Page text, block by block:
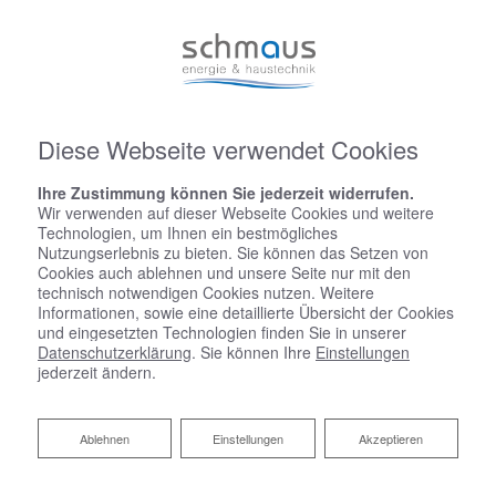
Diese Webseite verwendet Cookies
Ihre Zustimmung können Sie jederzeit widerrufen.
Wir verwenden auf dieser Webseite Cookies und weitere
Technologien, um Ihnen ein bestmögliches
Nutzungserlebnis zu bieten. Sie können das Setzen von
Cookies auch ablehnen und unsere Seite nur mit den
technisch notwendigen Cookies nutzen. Weitere
Informationen, sowie eine detaillierte Übersicht der Cookies
und eingesetzten Technologien finden Sie in unserer
Datenschutzerklärung. Sie können Ihre Einstellungen
jederzeit ändern.
Akzeptieren
Einstellungen
Ablehnen
Ablehnen